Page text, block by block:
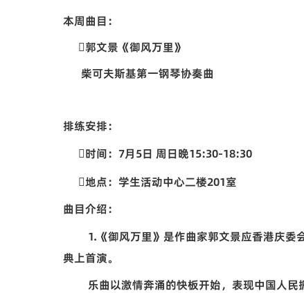
本周曲目：
郭文景《御风万里》
柴可夫斯基第一钢琴协奏曲
排练安排：
时间：7月5日 周日晚15:30-18:30
地点：学生活动中心二楼201室
曲目介绍：
1. 《御风万里》 是作曲家郭文景应香港庆委
典上首演。
乐曲以激情奔涌的快板开始，表现中国人